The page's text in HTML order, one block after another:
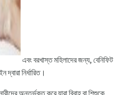
এবং বরখাস্ত মহিলাদের জন্য, বেনিফিট
নির্ধারিত।
অন্তর্ভুক্ত করে যারা বিবাহ বা শিশুকে